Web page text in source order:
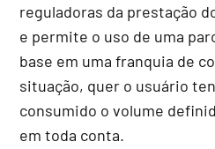
reguladoras da prestação
e permite o uso de uma
base em uma franquia de
situação, quer o usuário
consumido o volume
em toda conta.